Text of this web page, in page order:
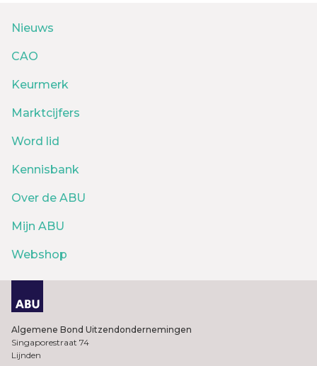
Nieuws
CAO
Keurmerk
Marktcijfers
Word lid
Kennisbank
Over de ABU
Mijn ABU
Webshop
Algemene Bond Uitzendondernemingen
Singaporestraat 74
Lijnden